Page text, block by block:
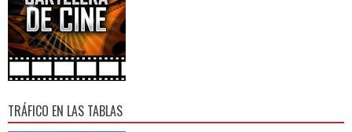
TRÁFICO EN LAS TABLAS